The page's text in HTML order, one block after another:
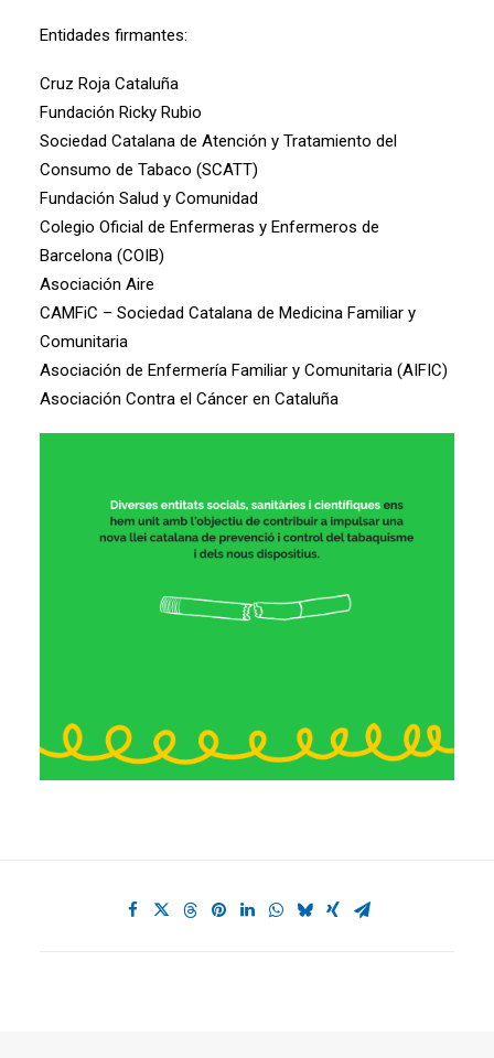
Entidades firmantes:
Cruz Roja Cataluña
Fundación Ricky Rubio
Sociedad Catalana de Atención y Tratamiento del
Consumo de Tabaco (SCATT)
Fundación Salud y Comunidad
Colegio Oficial de Enfermeras y Enfermeros de
Barcelona (COIB)
Asociación Aire
CAMFiC – Sociedad Catalana de Medicina Familiar y
Comunitaria
Asociación de Enfermería Familiar y Comunitaria (AIFIC)
Asociación Contra el Cáncer en Cataluña